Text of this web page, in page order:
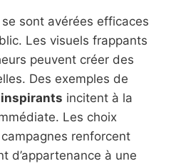
sont avérées efficaces
Les visuels frappants
peuvent créer des
Des exemples de
incitent à la
Les choix
renforcent
d’appartenance à une